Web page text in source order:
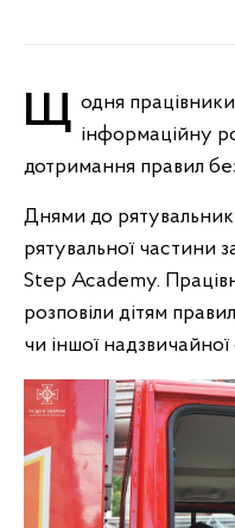
Щодня працівники ДСНС проводять інформаційну
дотримання правил
Днями до
рятувальної частини
Step Academy.
розповіли дітям
чи іншої надзвичайної